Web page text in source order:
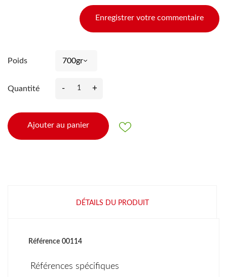
Enregistrer votre commentaire
Poids
Quantité - +
Ajouter au panier
DÉTAILS DU PRODUIT
Référence 00114
Références spécifiques